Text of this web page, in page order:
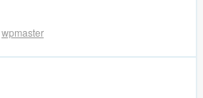
wpmaster